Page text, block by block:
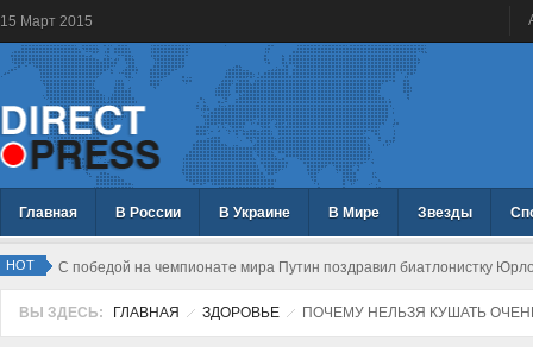
15 Март 2015
Главная В России В Украине В Мире Звезды
HOT С победой на чемпионате мира Путин поздравил биатлонистку
ВЫ ЗДЕСЬ: ГЛАВНАЯ ЗДОРОВЬЕ ПОЧЕМУ НЕЛЬЗЯ КУШАТЬ